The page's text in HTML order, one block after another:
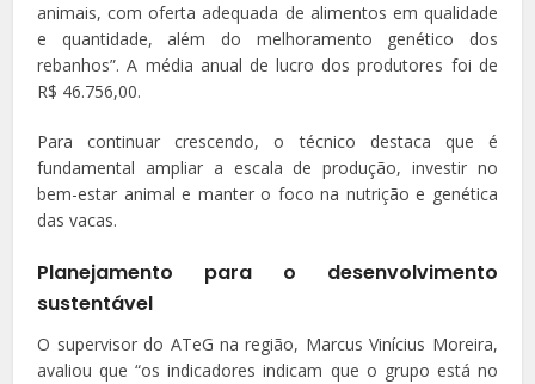
animais, com oferta adequada de alimentos em qualidade
e quantidade, além do melhoramento genético dos
rebanhos”. A média anual de lucro dos produtores foi de
R$ 46.756,00.
Para continuar crescendo, o técnico destaca que é
fundamental ampliar a escala de produção, investir no
bem-estar animal e manter o foco na nutrição e genética
das vacas.
Planejamento para o desenvolvimento
sustentável
O supervisor do ATeG na região, Marcus Vinícius Moreira,
avaliou que “os indicadores indicam que o grupo está no